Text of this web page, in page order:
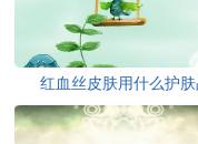
红血丝皮肤用什么护肤